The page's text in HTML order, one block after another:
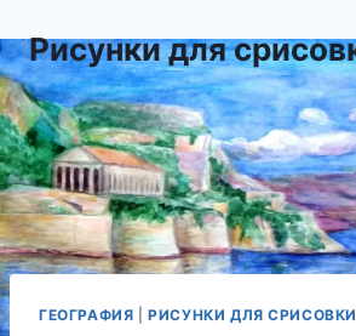
к
содержимому
Рисунки для
ГЕОГРАФИЯ |РИСУНКИ ДЛЯ СРИСОВКИ